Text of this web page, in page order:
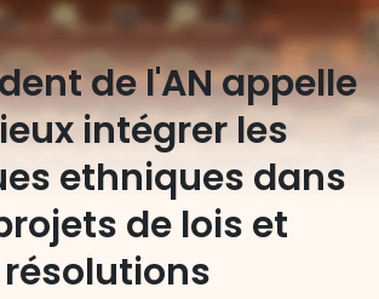
de l'AN appelle
intégrer les
ethniques dans
de lois et
résolutions